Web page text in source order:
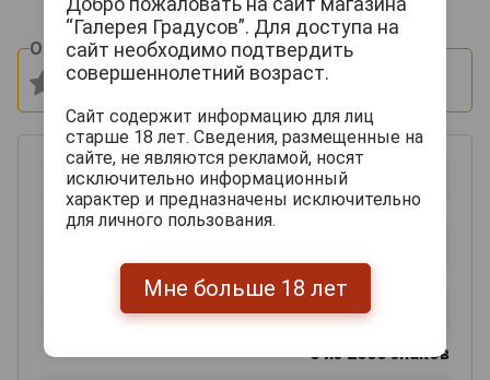
Оцените и напишите отзыв:
0из 2000 знаков
“Галерея Градусов”. Для доступа на
сайт необходимо подтвердить
совершеннолетний возраст.
Сайт содержит информацию для лиц
старше 18 лет. Сведения, размещенные на
сайте, не являются рекламой, носят
исключительно информационный
характер и предназначены исключительно
для личного пользования.
Мне больше 18 лет